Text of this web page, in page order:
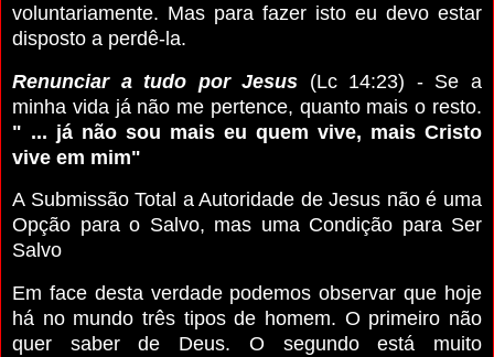
voluntariamente. Mas para fazer isto eu devo estar
disposto a perdê-la.
Renunciar a tudo por Jesus (Lc 14:23) - Se a
minha vida já não me pertence, quanto mais o resto.
" ... já não sou mais eu quem vive, mais Cristo
vive em mim"
A Submissão Total a Autoridade de Jesus não é uma
Opção para o Salvo, mas uma Condição para Ser
Salvo
Em face desta verdade podemos observar que hoje
há no mundo três tipos de homem. O primeiro não
quer saber de Deus. O segundo está muito